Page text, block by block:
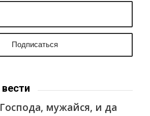
мужайся, и да